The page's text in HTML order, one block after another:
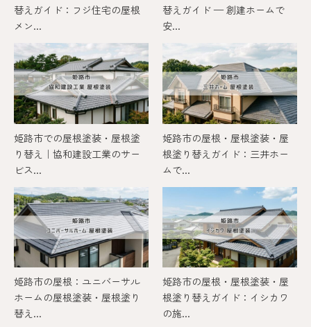
替えガイド：フジ住宅の屋根
メン...
替えガイド — 創建ホームで
安...
姫路市での屋根塗装・屋根塗
り替え｜協和建設工業のサー
ビス...
姫路市の屋根・屋根塗装・屋
根塗り替えガイド：三井ホー
ムで...
姫路市の屋根：ユニバーサル
ホームの屋根塗装・屋根塗り
替え...
姫路市の屋根・屋根塗装・屋
根塗り替えガイド：イシカワ
の施...